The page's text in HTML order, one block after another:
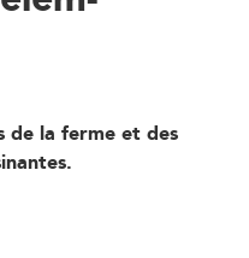
la ferme et des